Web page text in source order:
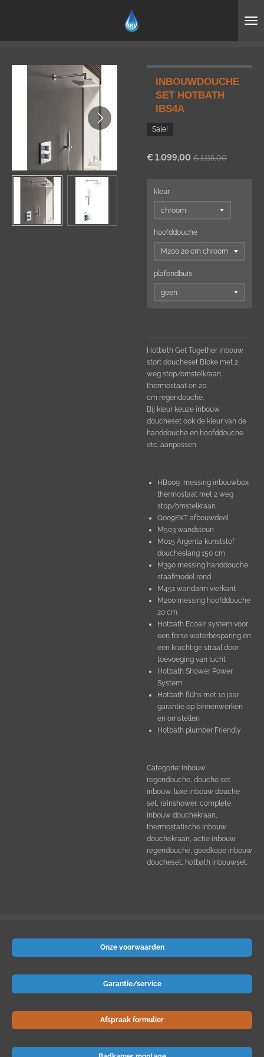
INBOUWDOUCHE
SET HOTBATH
IBS4A
Sale!
€ 1.099,00 € 1.115,00
kleur
hoofddouche
plafondbuis
Hotbath Get Together inbouw
stort doucheset Bloke met 2
weg stop/omstelkraan,
thermostaat en 20
cm regendouche.
Bij kleur keuze inbouw
doucheset ook de kleur van de
handdouche en hoofddouche
etc. aanpassen.
HB009 messing inbouwbox
thermostaat met 2 weg
stop/omstelkraan
Q009EXT afbouwdeel
M503 wandsteun
M015 Argenta kunststof
doucheslang 150 cm
M390 messing handdouche
staafmodel rond
M451 wandarm vierkant
M200 messing hoofddouche
20 cm
Hotbath Ecoair system voor
een forse waterbesparing en
een krachtige straal door
toevoeging van lucht
Hotbath Shower Power
System
Hotbath flühs met 10 jaar
garantie op binnenwerken
en omstellen
Hotbath plumber Friendly
Categorie: inbouw
regendouche, douche set
inbouw, luxe inbouw douche
set, rainshower, complete
inbouw douchekraan,
thermostatische inbouw
douchekraan, actie inbouw
regendouche, goedkope inbouw
doucheset, hotbath inbouwset.
Onze voorwaarden
Garantie/service
Afspraak formulier